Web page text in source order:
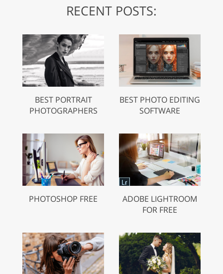
RECENT POSTS:
BEST PORTRAIT
PHOTOGRAPHERS
BEST PHOTO EDITING
SOFTWARE
PHOTOSHOP FREE
ADOBE LIGHTROOM
FOR FREE